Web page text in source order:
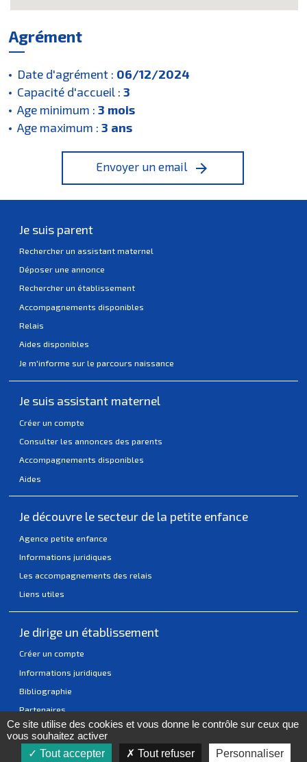
Agrément
Date d'agrément : 06/12/2024
Capacité d'accueil : 3
Age minimum : 3 mois
Age maximum : 3 ans
Envoyer un email arrow_forward
Je suis parent
Rechercher un assistant maternel
Déposer une annonce
Rechercher un établissement
Accompagnements disponibles
Relais
Aides disponibles
Je m'informe sur le parcours naissance
Je suis assistant maternel
Créer un compte
Consulter les annonces des parents
Accompagnements disponibles
Aides
Je découvre le secteur de la petite enfance
Agence petite enfance
Informations juridiques
Les accompagnements des relais
Liens utiles
Je dirige un établissement
Créer un compte
Informations juridiques
Bibliographie
Partenaires
Actualités Mentions légales Accessibilité Politique Cookies
Ce site utilise des cookies et vous donne le contrôle sur ceux que
vous souhaitez activer
Tout accepter
Tout refuser Personnaliser